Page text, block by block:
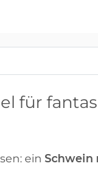
für
ein Schwein